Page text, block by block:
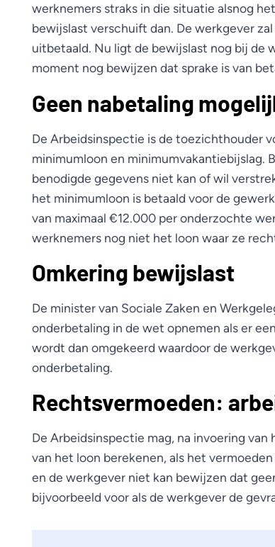
werknemers straks in die situatie alsnog
bewijslast verschuift dan. De werkgever
uitbetaald. Nu ligt de bewijslast nog bij de
moment nog bewijzen dat sprake is van
Geen nabetaling
De Arbeidsinspectie is de toezichthouder
minimumloon en minimumvakantiebijslag.
benodigde gegevens niet kan of wil
het minimumloon is betaald voor de
van maximaal €12.000 per onderzochte
werknemers nog niet het loon waar ze
Omkering bewijslast
De minister van Sociale Zaken en
onderbetaling in de wet opnemen als er
wordt dan omgekeerd waardoor de
onderbetaling.
Rechtsvermoeden:
De Arbeidsinspectie mag, na invoering
van het loon berekenen, als het
en de werkgever niet kan bewijzen dat
bijvoorbeeld voor als de werkgever de